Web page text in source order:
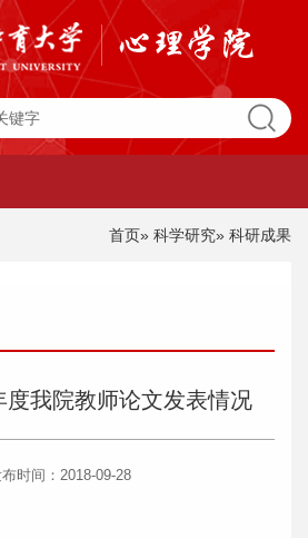
首页» 科学研究» 科研成果
我院教师论文发表情况
时间：2018-09-28